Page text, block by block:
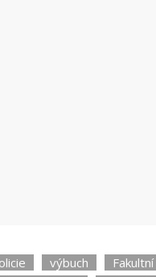
výbuch